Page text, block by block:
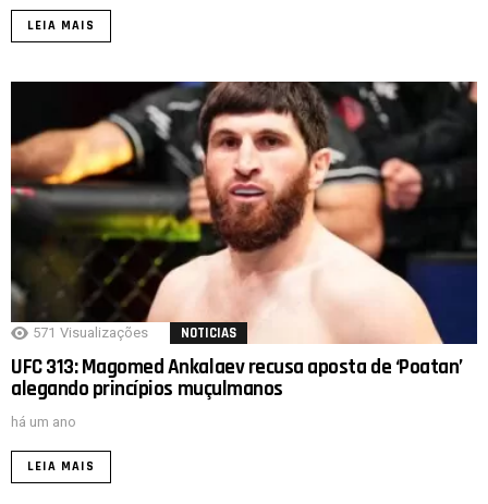
LEIA MAIS
571 Visualizações NOTICIAS
UFC 313: Magomed Ankalaev recusa aposta de ‘Poatan’
alegando princípios muçulmanos
há um ano
LEIA MAIS